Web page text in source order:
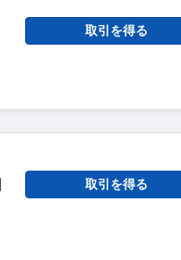
取引を得る
取引を得る